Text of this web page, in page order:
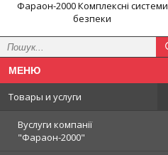
Фараон-2000 Комплексні системи
безпеки
Товары и услуги
Вуслуги компанії
"Фараон-2000"